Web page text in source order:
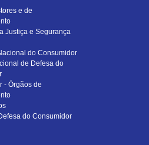
e de
Justiça e Segurança
do Consumidor
de Defesa do
- Órgãos de
do Consumidor